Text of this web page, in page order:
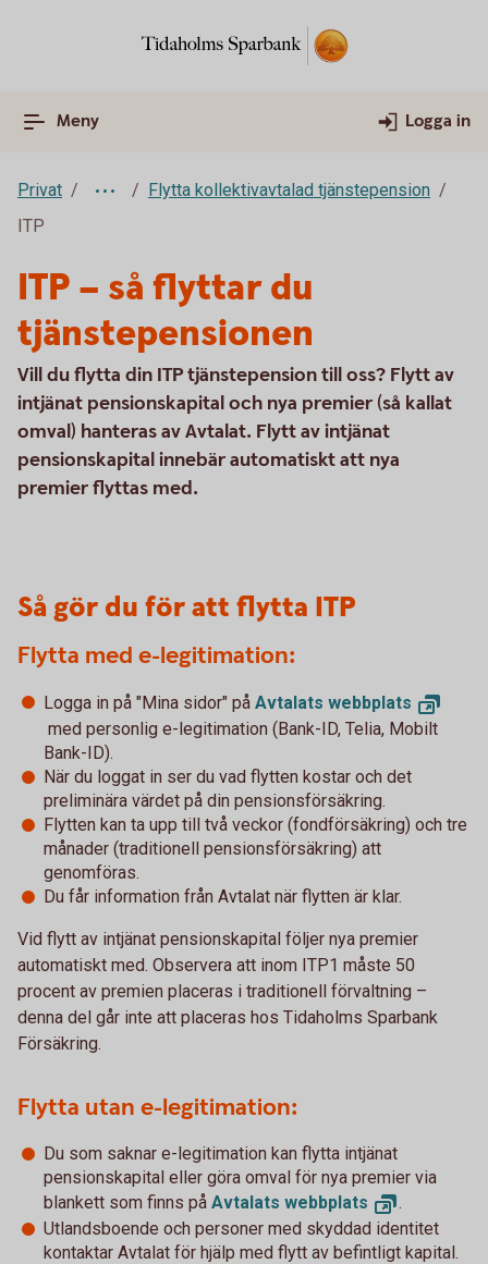
Meny Logga in
Privat
Flytta kollektivavtalad tjänstepension
ITP
ITP – så flyttar du
tjänstepensionen
Vill du flytta din ITP tjänstepension till oss? Flytt av
intjänat pensionskapital och nya premier (så kallat
omval) hanteras av Avtalat. Flytt av intjänat
pensionskapital innebär automatiskt att nya
premier flyttas med.
Så gör du för att flytta ITP
Flytta med e-legitimation:
Logga in på "Mina sidor" på Avtalats webbplats
med personlig e-legitimation (Bank-ID, Telia, Mobilt
Bank-ID).
När du loggat in ser du vad flytten kostar och det
preliminära värdet på din pensionsförsäkring.
Flytten kan ta upp till två veckor (fondförsäkring) och tre
månader (traditionell pensionsförsäkring) att
genomföras.
Du får information från Avtalat när flytten är klar.
Vid flytt av intjänat pensionskapital följer nya premier
automatiskt med. Observera att inom ITP1 måste 50
procent av premien placeras i traditionell förvaltning –
denna del går inte att placeras hos Tidaholms Sparbank
Försäkring.
Flytta utan e-legitimation:
Du som saknar e-legitimation kan flytta intjänat
pensionskapital eller göra omval för nya premier via
blankett som finns på Avtalats webbplats
.
Utlandsboende och personer med skyddad identitet
kontaktar Avtalat för hjälp med flytt av befintligt kapital.